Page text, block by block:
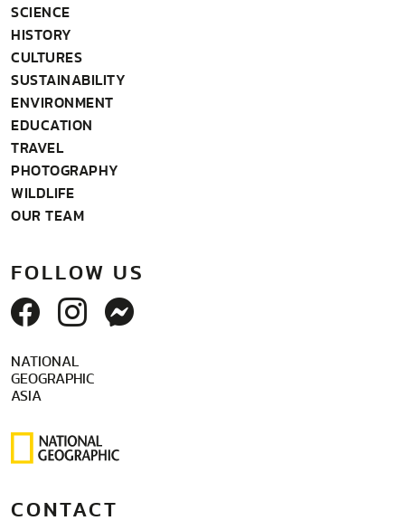
SCIENCE
HISTORY
CULTURES
SUSTAINABILITY
ENVIRONMENT
EDUCATION
TRAVEL
PHOTOGRAPHY
WILDLIFE
OUR TEAM
FOLLOW US
NATIONAL
GEOGRAPHIC
ASIA
CONTACT